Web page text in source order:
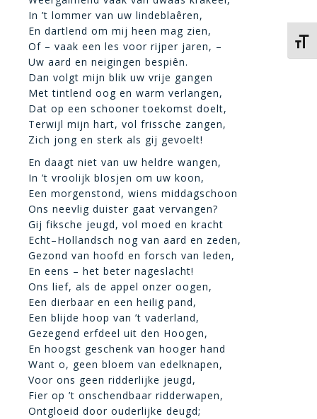
In ’t lommer van uw lindeblaêren,
En dartlend om mij heen mag zien,
Of – vaak een les voor rijper jaren, –
Uw aard en neigingen bespiên.
Dan volgt mijn blik uw vrije gangen
Met tintlend oog en warm verlangen,
Dat op een schooner toekomst doelt,
Terwijl mijn hart, vol frissche zangen,
Zich jong en sterk als gij gevoelt!
En daagt niet van uw heldre wangen,
In ’t vroolijk blosjen om uw koon,
Een morgenstond, wiens middagschoon
Ons neevlig duister gaat vervangen?
Gij fiksche jeugd, vol moed en kracht
Echt–Hollandsch nog van aard en zeden,
Gezond van hoofd en forsch van leden,
En eens – het beter nageslacht!
Ons lief, als de appel onzer oogen,
Een dierbaar en een heilig pand,
Een blijde hoop van ’t vaderland,
Gezegend erfdeel uit den Hoogen,
En hoogst geschenk van hooger hand
Want o, geen bloem van edelknapen,
Voor ons geen ridderlijke jeugd,
Fier op ’t onschendbaar ridderwapen,
Ontgloeid door ouderlijke deugd;